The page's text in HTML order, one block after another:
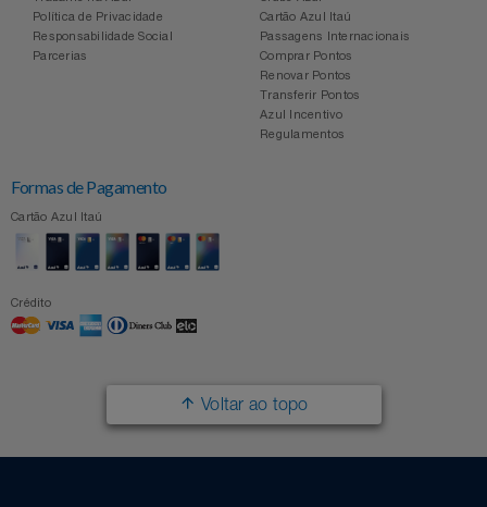
Política de Privacidade
Responsabilidade Social
Parcerias
Cartão Azul Itaú
Passagens Internacionais
Comprar Pontos
Renovar Pontos
Transferir Pontos
Azul Incentivo
Regulamentos
Formas de Pagamento
Cartão Azul Itaú
Crédito
Voltar ao topo